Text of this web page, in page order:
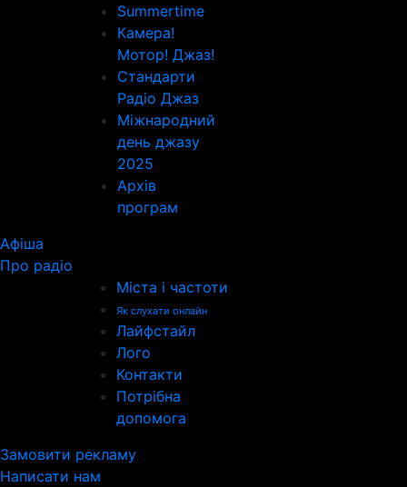
Summertime
Камера!
Мотор! Джаз!
Стандарти
Радіо Джаз
Міжнародний
день джазу
2025
Архів
програм
Афіша
Про радіо
Міста і частоти
Як слухати онлайн
Лайфстайл
Лого
Контакти
Потрібна
допомога
Замовити рекламу
Написати нам